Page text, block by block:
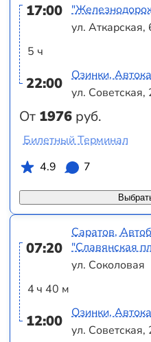
17:00
5 ч
22:00
От 1976 руб.
ул.
Озинки,
ул. Советская,
Билетный Терминал
4.9
7
07:20
4 ч 40 м
12:00
Саратов,
"Славянская
ул. Соколовая
Озинки,
ул. Советская,